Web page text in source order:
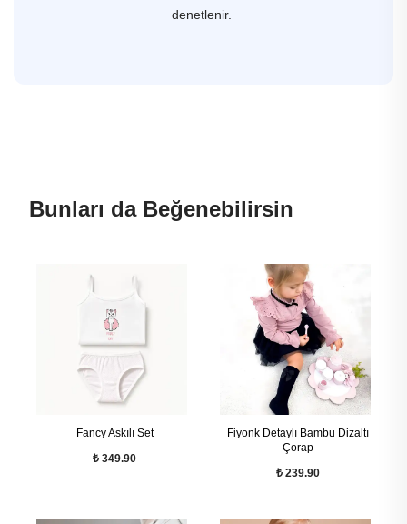
denetlenir.
Bunları da Beğenebilirsin
Fancy Askılı Set
₺ 349.90
Fiyonk Detaylı Bambu Dizaltı
Çorap
₺ 239.90